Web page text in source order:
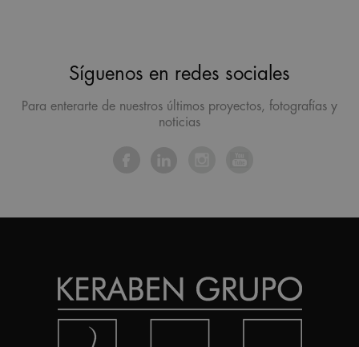
Síguenos en redes sociales
Para enterarte de nuestros últimos proyectos, fotografías y
noticias